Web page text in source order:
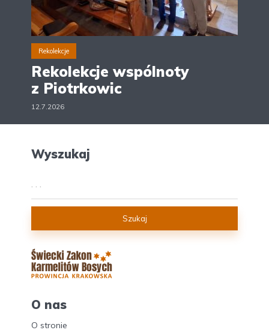
Rekolekcje
Rekolekcje wspólnoty
z Piotrkowic
12.7.2026
Wyszukaj
Szukaj
O nas
O stronie